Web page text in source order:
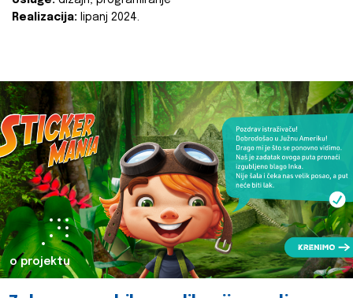
Realizacija: lipanj 2024.
o projektu